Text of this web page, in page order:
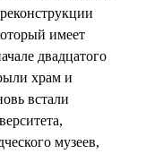
имеет
двадцатого
храм и
встали
музеев,